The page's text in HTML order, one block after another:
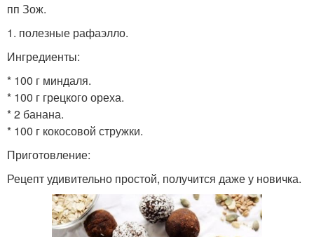
пп Зож.
1. полезные рафаэлло.
Ингредиенты:
* 100 г миндаля.
* 100 г грецкого ореха.
* 2 банана.
* 100 г кокосовой стружки.
Приготовление:
Рецепт удивительно простой, получится даже у новичка.